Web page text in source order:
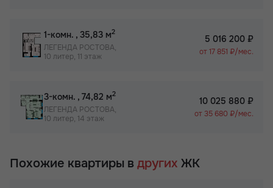
1-комн. , 35,83 м2
ЛЕГЕНДА РОСТОВА,
10 литер, 11 этаж
5 016 200 ₽
от 17 851 ₽/мес.
3-комн. , 74,82 м2
ЛЕГЕНДА РОСТОВА,
10 литер, 14 этаж
10 025 880 ₽
от 35 680 ₽/мес.
Похожие квартиры в других ЖК